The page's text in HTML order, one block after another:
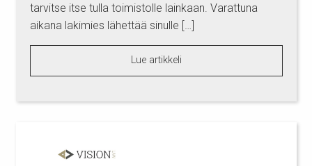
tarvitse itse tulla toimistolle lainkaan. Varattuna
aikana lakimies lähettää sinulle […]
Lue artikkeli